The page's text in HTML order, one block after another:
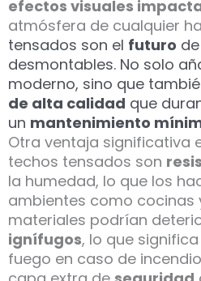
efectos visuales
atmósfera de cualquier
tensados son el futuro
desmontables. No solo
moderno, sino que
de alta calidad que
un mantenimiento
Otra ventaja significativa
techos tensados son
la humedad, lo que los
ambientes como cocinas
materiales podrían
ignífugos, lo que
fuego en caso de